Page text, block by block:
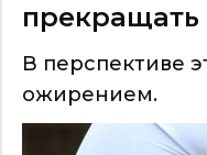
прекращать
В перспективе
ожирением.